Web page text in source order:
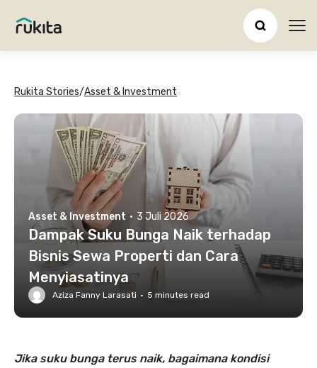
Rukita Stories/Asset & Investment
Asset & Investment · 3 Juli 2026
Dampak Suku Bunga Naik terhadap
Bisnis Sewa Properti dan Cara
Menyiasatinya
Aziza Fanny Larasati · 5 minutes read
Jika suku bunga terus naik, bagaimana kondisi